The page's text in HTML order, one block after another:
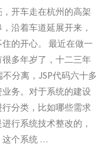
开车走在杭州的高架
沿着车道延展开来，
的开心。 最近在做一
多年岁了，十二三年
分离，JSP代码六十多
务。对于系统的建设
分类，比如哪些需求
行系统技术整改的，
这个系统 …